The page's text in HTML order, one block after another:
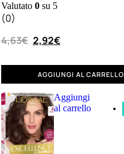
Valutato 0su 5
(0)
4,63€ 2,92€
AGGIUNGI AL CARRELLO
Aggiungi
al carrello